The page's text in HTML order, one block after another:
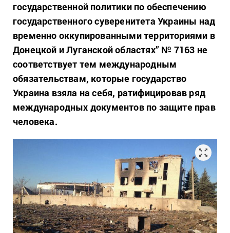
государственной политики по обеспечению
государственного суверенитета Украины над
временно оккупированными территориями в
Донецкой и Луганской областях” № 7163 не
соответствует тем международным
обязательствам, которые государство
Украина взяла на себя, ратифицировав ряд
международных документов по защите прав
человека.